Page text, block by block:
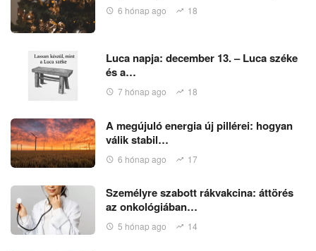
6 hónap ago 18
Luca napja: december 13. – Luca széke
és a…
7 hónap ago 18
A megújuló energia új pillérei: hogyan
válik stabil…
6 hónap ago 17
Személyre szabott rákvakcina: áttörés
az onkológiában…
5 hónap ago 14